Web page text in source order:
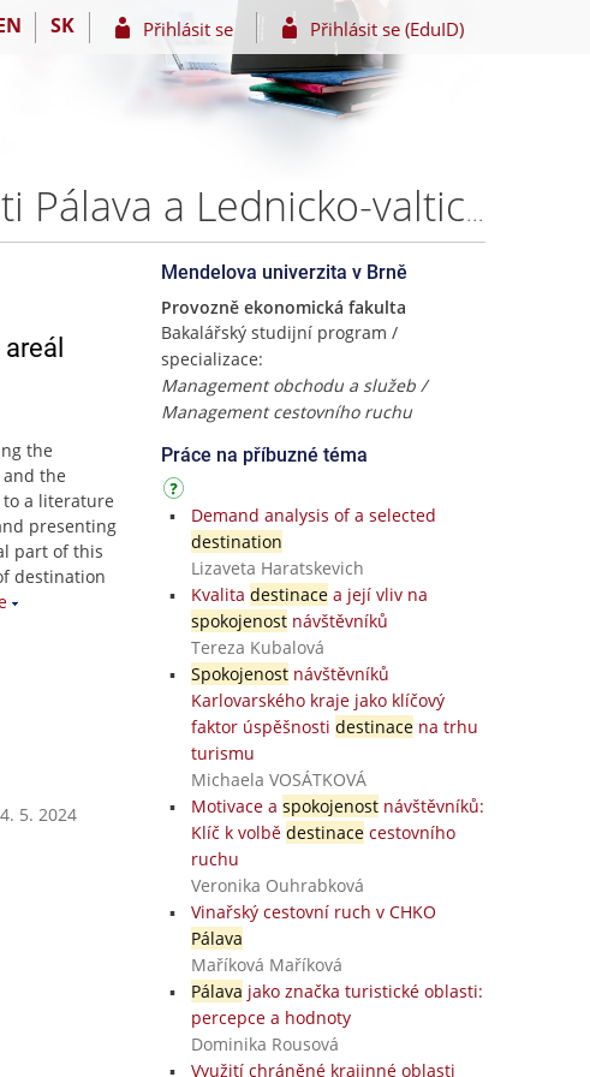
SK Přihlásit se Přihlásit se (EduID)
Spokojenost a loajalita návštěvníka turistické oblasti Pálava a Lednicko-valtický areál – Sára Kaufová
the
the
to a literature
presenting
part of this
destination
5. 2024
Mendelova univerzita v Brně
Provozně ekonomická fakulta
Bakalářský studijní program /
specializace:
Management obchodu a služeb /
Management cestovního ruchu
Práce na příbuzné téma
Demand analysis of a selected
destination
Lizaveta Haratskevich
Kvalita destinacea její vliv na
spokojenostnávštěvníků
Tereza Kubalová
Spokojenostnávštěvníků
Karlovarského kraje jako klíčový
faktor úspěšnosti destinacena trhu
turismu
Michaela VOSÁTKOVÁ
Motivace a spokojenostnávštěvníků:
Klíč k volbě destinacecestovního
ruchu
Veronika Ouhrabková
Vinařský cestovní ruch v CHKO
Pálava
Maříková Maříková
Pálava jako značka turistické oblasti:
percepce a hodnoty
Dominika Rousová
Využití chráněné krajinné oblasti